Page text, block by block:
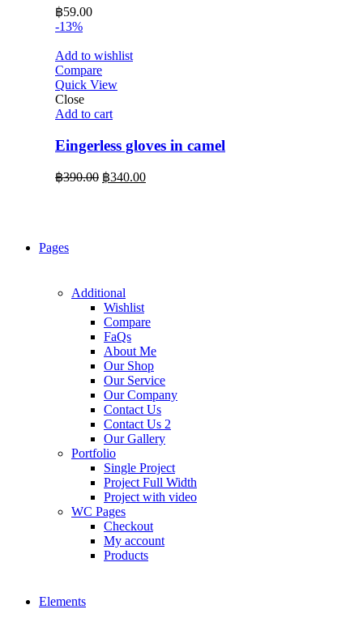
฿59.00
-13%
Add to wishlist
Compare
Quick View
Close
Add to cart
Eingerless gloves in camel
฿390.00 Original
฿340.00Current
Pages
Additional
Wishlist
Compare
FaQs
About Me
Our Shop
Our Service
Our Company
Contact Us
Contact Us 2
Our Gallery
Portfolio
Single Project
Project Full Width
Project with video
WC Pages
Checkout
My account
Products
Elements